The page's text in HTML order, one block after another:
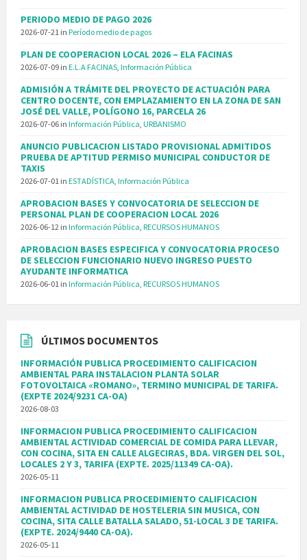
PERIODO MEDIO DE PAGO 2026
2026-07-21 in Período medio de pagos
PLAN DE COOPERACION LOCAL 2026 – ELA FACINAS
2026-07-09 in E.L.A FACINAS, Información Pública
ADMISIÓN A TRÁMITE DEL PROYECTO DE ACTUACIÓN PARA
CENTRO DOCENTE, CON EMPLAZAMIENTO EN LA ZONA DE SAN
JOSÉ DEL VALLE, POLÍGONO 16, PARCELA 26
2026-07-06 in Información Pública, URBANISMO
ANUNCIO PUBLICACION LISTADO PROVISIONAL ADMITIDOS
PRUEBA DE APTITUD PERMISO MUNICIPAL CONDUCTOR DE
TAXIS
2026-07-01 in ESTADÍSTICA, Información Pública
APROBACION BASES Y CONVOCATORIA DE SELECCION DE
PERSONAL PLAN DE COOPERACION LOCAL 2026
2026-06-12 in Información Pública, RECURSOS HUMANOS
APROBACION BASES ESPECIFICA Y CONVOCATORIA PROCESO
DE SELECCION FUNCIONARIO NUEVO INGRESO PUESTO
AYUDANTE INFORMATICA
2026-06-01 in Información Pública, RECURSOS HUMANOS
ÚLTIMOS DOCUMENTOS
INFORMACIÓN PUBLICA PROCEDIMIENTO CALIFICACION
AMBIENTAL PARA INSTALACION PLANTA SOLAR
FOTOVOLTAICA «ROMANO», TERMINO MUNICIPAL DE TARIFA.
(EXPTE 2024/9231 CA-OA)
2026-08-03
INFORMACION PUBLICA PROCEDIMIENTO CALIFICACION
AMBIENTAL ACTIVIDAD COMERCIAL DE COMIDA PARA LLEVAR,
CON COCINA, SITA EN CALLE ALGECIRAS, BDA. VIRGEN DEL SOL,
LOCALES 2 Y 3, TARIFA (EXPTE. 2025/11349 CA-OA).
2026-05-11
INFORMACION PUBLICA PROCEDIMIENTO CALIFICACION
AMBIENTAL ACTIVIDAD DE HOSTELERIA SIN MUSICA, CON
COCINA, SITA CALLE BATALLA SALADO, 51-LOCAL 3 DE TARIFA.
(EXPTE. 2024/9440 CA-OA).
2026-05-11